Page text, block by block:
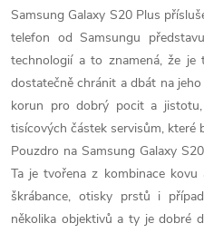
v
l
á
d
a
c
Samsung Galaxy S20 Plus
telefon od Samsungu
technologií a to znamená, že je
dostatečně chránit a dbát na
korun pro dobrý pocit a
tisícových částek servisům, které
Pouzdro na Samsung Galaxy
Ta je tvořena z kombinace
škrábance, otisky prstů i
několika objektivů a ty je dobré